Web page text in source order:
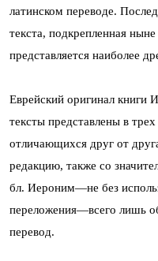
латинском переводе.
текста, подкрепленная
представляется наиболее
Еврейский оригинал книги
тексты представлены в
отличающихся друг от
редакцию, также со
бл. Иероним—не без
переложения—всего лишь
перевод.